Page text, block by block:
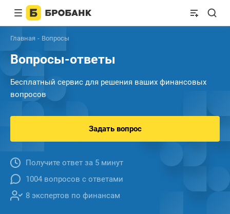
Главная Вопросы
Вопросы-ответы
Бесплатный сервис для решения ваших финансовых
вопросов
Задать вопрос
Получите ответ за 5 минут
1004 вопросов с ответами
8 экспертов по финансам